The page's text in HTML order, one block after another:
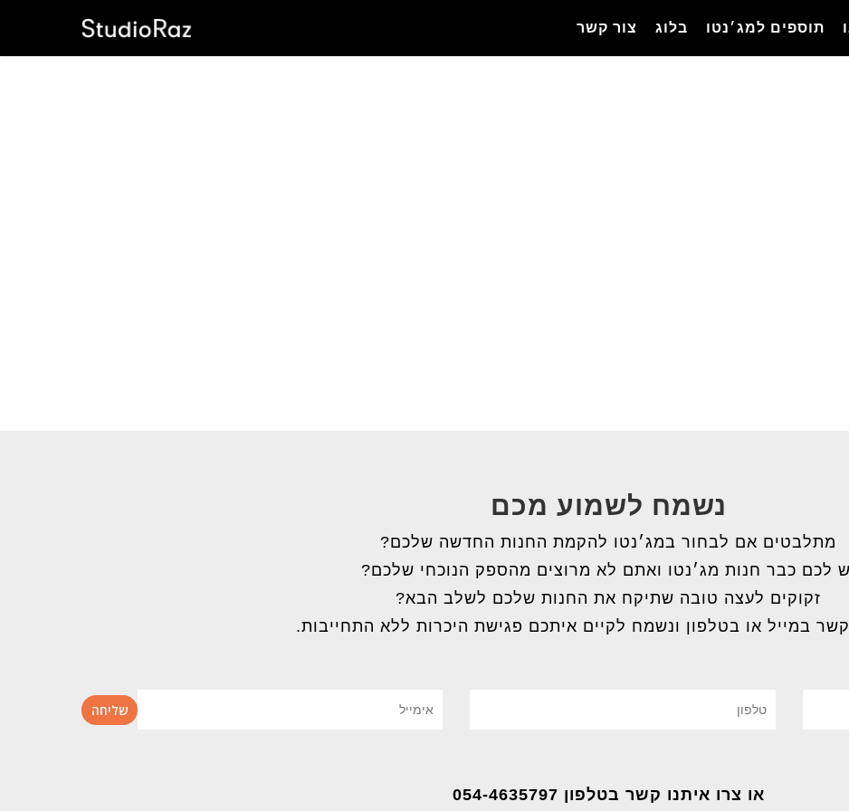
תוספים למג׳נטו בלוג צור קשר
נשמח לשמוע מכם
מתלבטים אם לבחור במג׳נטו להקמת החנות החדשה שלכם?
לכם כבר חנות מג׳נטו ואתם לא מרוצים מהספק הנוכחי שלכם?
זקוקים לעצה טובה שתיקח את החנות שלכם לשלב הבא?
במייל או בטלפון ונשמח לקיים איתכם פגישת היכרות ללא התחייבות.
או צרו איתנו קשר בטלפון 054-4635797